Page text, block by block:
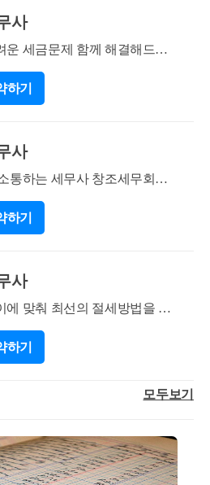
. 온라인강의도 엄연히 보면
하는 업종이기에 이를 활용하
그외 인터넷교육서
용하기도 합니다. 위에 알
본인의 상황에 적합한 코드를
서에 방문하여 서면으로 업종
코드를 기입하여야 하나, 세
하실경우 업종코드는 필히 입
하지 않는 경우에 중요합니
당 업종코드를 선택하실때에는
하시는 것을 권장드립니다.
고 작업하시는 것을 권장드립
후에도 언제든지 변경가능합
하시는 거라면 간이과세로 수
(8천이상)되는 경우 간이에서
에 대한 대비를 하실 것으로
을 수는 있으나 각 업종의 매출
이므로 문의하신 사항은 감면
니다. 감사합니다.
사
운 세금문제 함께 해결해드리
하기
사
통하는 세무사 창조세무회계
하기
사
에 맞춰 최선의 절세방법을 제
.
하기
모두보기